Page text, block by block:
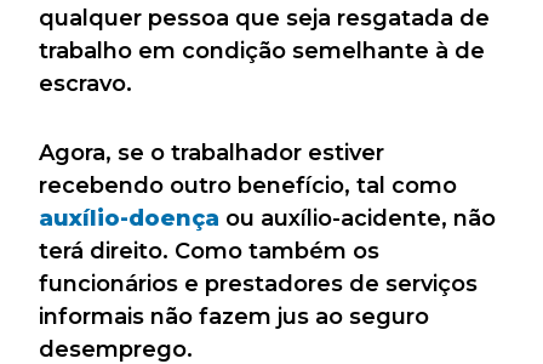
qualquer pessoa que seja resgatada de
trabalho em condição semelhante à de
escravo.
Agora, se o trabalhador estiver
recebendo outro benefício, tal como
auxílio-doença ou auxílio-acidente, não
terá direito. Como também os
funcionários e prestadores de serviços
informais não fazem jus ao seguro
desemprego.